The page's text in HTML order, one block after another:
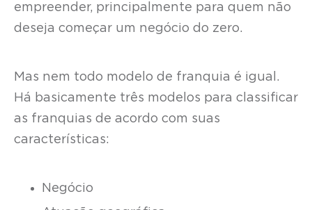
empreender, principalmente para quem não
deseja começar um negócio do zero.
Mas nem todo modelo de franquia é igual.
Há basicamente três modelos para classificar
as franquias de acordo com suas
características:
Negócio